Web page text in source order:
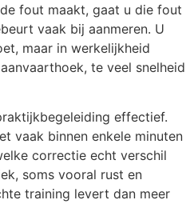
fout maakt, gaat u die fout
vaak bij aanmeren. U
maar in werkelijkheid
te veel snelheid
effectief.
vaak binnen enkele minuten
correctie echt verschil
soms vooral rust en
training levert dan meer